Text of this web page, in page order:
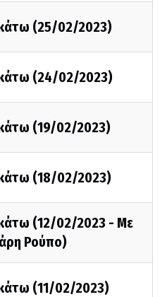
(25/02/2023)
(24/02/2023)
(19/02/2023)
(18/02/2023)
(12/02/2023 - Με
Ρούπο)
(11/02/2023)